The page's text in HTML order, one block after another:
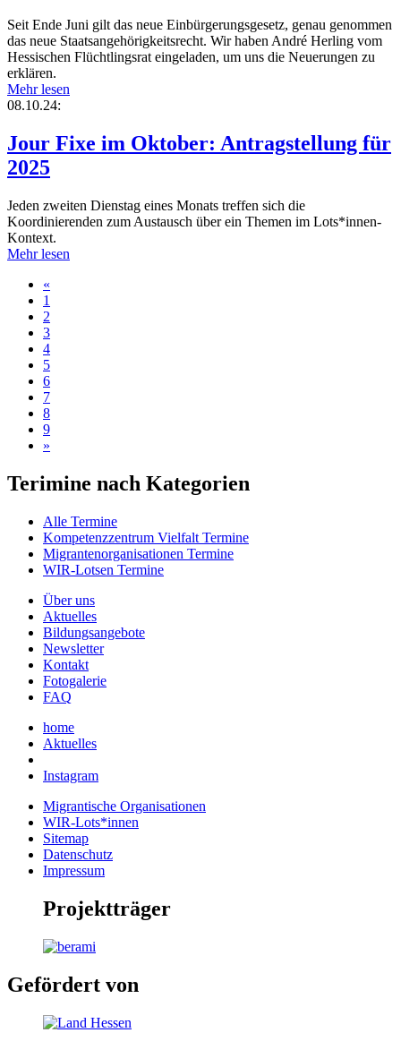
Seit Ende Juni gilt das neue Einbürgerungsgesetz, genau genommen
das neue Staatsangehörigkeitsrecht. Wir haben André Herling vom
Hessischen Flüchtlingsrat eingeladen, um uns die Neuerungen zu
erklären.
Mehr lesen
08.10.24:
Jour Fixe im Oktober: Antragstellung für
2025
Jeden zweiten Dienstag eines Monats treffen sich die
Koordinierenden zum Austausch über ein Themen im Lots*innen-
Kontext.
Mehr lesen
«
1
2
3
4
5
6
7
8
9
»
Terimine nach Kategorien
Alle Termine
Kompetenzzentrum Vielfalt Termine
Migrantenorganisationen Termine
WIR-Lotsen Termine
Über uns
Aktuelles
Bildungsangebote
Newsletter
Kontakt
Fotogalerie
FAQ
home
Aktuelles
Instagram
Migrantische Organisationen
WIR-Lots*innen
Sitemap
Datenschutz
Impressum
Projektträger
Gefördert von